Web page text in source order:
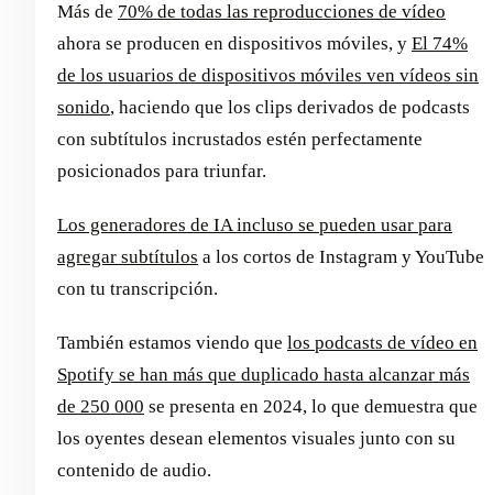
Más de 70% de todas las reproducciones de vídeo
ahora se producen en dispositivos móviles, y El 74%
de los usuarios de dispositivos móviles ven vídeos sin
sonido, haciendo que los clips derivados de podcasts
con subtítulos incrustados estén perfectamente
posicionados para triunfar.
Los generadores de IA incluso se pueden usar para
agregar subtítulos a los cortos de Instagram y YouTube
con tu transcripción.
También estamos viendo que los podcasts de vídeo en
Spotify se han más que duplicado hasta alcanzar más
de 250 000 se presenta en 2024, lo que demuestra que
los oyentes desean elementos visuales junto con su
contenido de audio.